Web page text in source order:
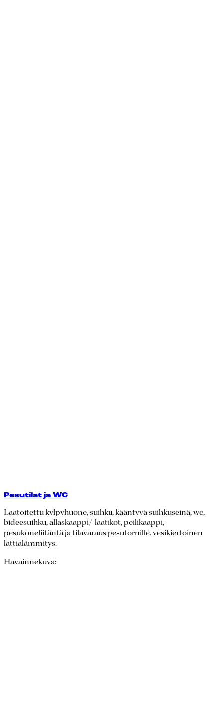
Pesutilat ja WC
Laatoitettu kylpyhuone, suihku, kääntyvä suihkuseinä, wc,
bideesuihku, allaskaappi/-laatikot, peilikaappi,
pesukoneliitäntä ja tilavaraus pesutornille, vesikiertoinen
lattialämmitys.
Havainnekuva: